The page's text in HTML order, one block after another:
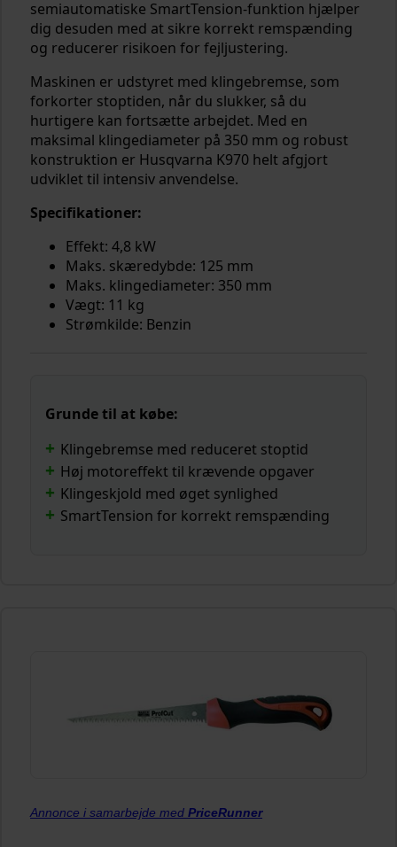
semiautomatiske SmartTension-funktion hjælper
dig desuden med at sikre korrekt remspænding
og reducerer risikoen for fejljustering.
Maskinen er udstyret med klingebremse, som
forkorter stoptiden, når du slukker, så du
hurtigere kan fortsætte arbejdet. Med en
maksimal klingediameter på 350 mm og robust
konstruktion er Husqvarna K970 helt afgjort
udviklet til intensiv anvendelse.
Specifikationer:
Effekt: 4,8 kW
Maks. skæredybde: 125 mm
Maks. klingediameter: 350 mm
Vægt: 11 kg
Strømkilde: Benzin
Grunde til at købe:
Klingebremse med reduceret stoptid
Høj motoreffekt til krævende opgaver
Klingeskjold med øget synlighed
SmartTension for korrekt remspænding
Annonce i samarbejde med PriceRunner